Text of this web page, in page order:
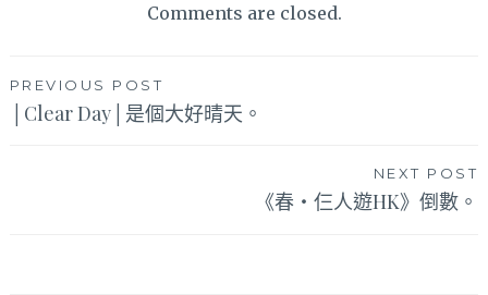
Comments are closed.
文
章
PREVIOUS POST
│Clear Day│是個大好晴天。
NEXT POST
《春‧仨人遊HK》倒數。